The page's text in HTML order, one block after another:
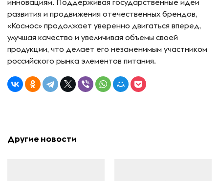
инновациям. Поддерживая государственные идеи
развития и продвижения отечественных брендов,
«Космос» продолжает уверенно двигаться вперед,
улучшая качество и увеличивая объемы своей
продукции, что делает его незаменимым участником
российского рынка элементов питания.
Другие новости